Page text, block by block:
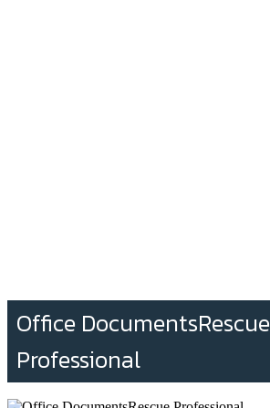
Office DocumentsRescue
Professional